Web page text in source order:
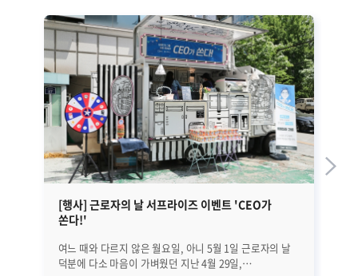
[행사] 근로자의 날 서프라이즈 이벤트 'CEO가
쏜다!'
여느 때와 다르지 않은 월요일, 아니 5월 1일 근로자의 날
덕분에 다소 마음이 가벼웠던 지난 4월 29일,